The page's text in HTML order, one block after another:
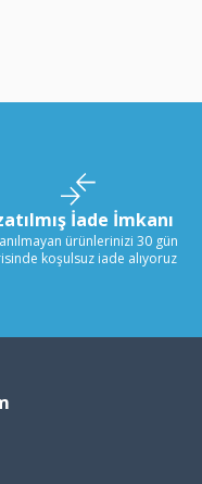
İade İmkanı
ürünlerinizi 30 gün
koşulsuz iade alıyoruz